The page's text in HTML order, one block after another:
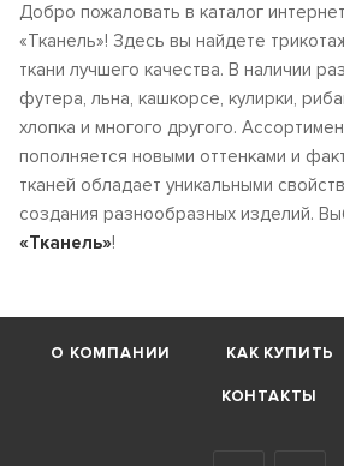
Добро пожаловать в каталог
«Тканель»! Здесь вы найдете
ткани лучшего качества. В наличии
футера, льна, кашкорсе, кулирки,
хлопка и многого другого.
пополняется новыми оттенками и
тканей обладает уникальными
создания разнообразных изделий.
«Тканель»!
О КОМПАНИИ КАК КУПИТЬ
КОНТАКТЫ